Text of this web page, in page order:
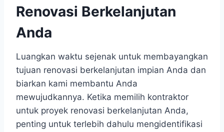
Renovasi Berkelanjutan
Anda
Luangkan waktu sejenak untuk membayangkan
tujuan renovasi berkelanjutan impian Anda dan
biarkan kami membantu Anda
mewujudkannya. Ketika memilih kontraktor
untuk proyek renovasi berkelanjutan Anda,
penting untuk terlebih dahulu mengidentifikasi